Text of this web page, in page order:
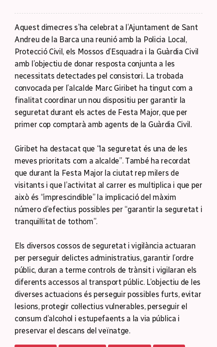
Aquest dimecres s’ha celebrat a l’Ajuntament de Sant
Andreu de la Barca una reunió amb la Policia Local,
Protecció Civil, els Mossos d’Esquadra i la Guàrdia Civil
amb l’objectiu de donar resposta conjunta a les
necessitats detectades pel consistori. La trobada
convocada per l’alcalde Marc Giribet ha tingut com a
finalitat coordinar un nou dispositiu per garantir la
seguretat durant els actes de Festa Major, que per
primer cop comptarà amb agents de la Guàrdia Civil.
Giribet ha destacat que “la seguretat és una de les
meves prioritats com a alcalde”. També ha recordat
que durant la Festa Major la ciutat rep milers de
visitants i que l’activitat al carrer es multiplica i que per
això és “imprescindible” la implicació del màxim
número d’efectius possibles per “garantir la seguretat i
tranquil·litat de tothom”.
Els diversos cossos de seguretat i vigilància actuaran
per perseguir delictes administratius, garantir l’ordre
públic, duran a terme controls de trànsit i vigilaran els
diferents accessos al transport públic. L’objectiu de les
diverses actuacions és perseguir possibles furts, evitar
lesions, protegir col·lectius vulnerables, perseguir el
consum d’alcohol i estupefaents a la via pública i
preservar el descans del veïnatge.